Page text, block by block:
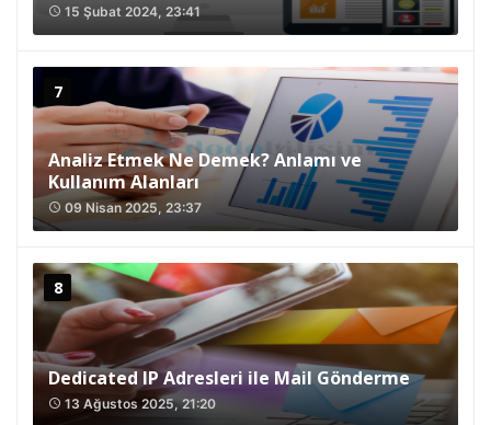
access_time 15 Şubat 2024, 23:41
Analiz Etmek Ne Demek? Anlamı ve
Kullanım Alanları
access_time 09 Nisan 2025, 23:37
Dedicated IP Adresleri ile Mail Gönderme
access_time 13 Ağustos 2025, 21:20